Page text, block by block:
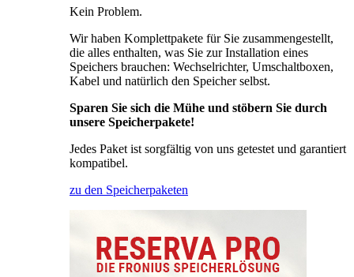
Kein Problem.
Wir haben Komplettpakete für Sie zusammengestellt,
die alles enthalten, was Sie zur Installation eines
Speichers brauchen: Wechselrichter, Umschaltboxen,
Kabel und natürlich den Speicher selbst.
Sparen Sie sich die Mühe und stöbern Sie durch
unsere Speicherpakete!
Jedes Paket ist sorgfältig von uns getestet und garantiert
kompatibel.
zu den Speicherpaketen